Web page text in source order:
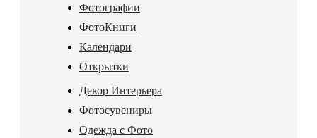
Фотографии
ФотоКниги
Календари
Открытки
Декор Интерьера
Фотосувениры
Одежда с Фото